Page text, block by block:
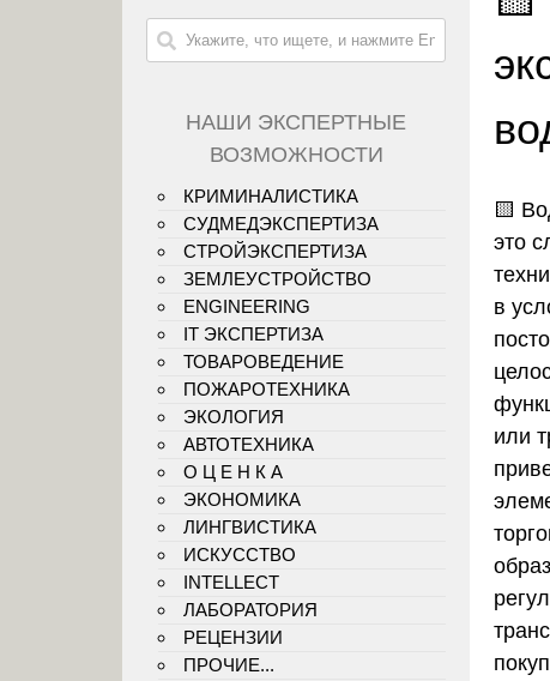
🟨
это
в
или
НАШИ ЭКСПЕРТНЫЕ
ВОЗМОЖНОСТИ
КРИМИНАЛИСТИКА
СУДМЕДЭКСПЕРТИЗА
СТРОЙЭКСПЕРТИЗА
ЗЕМЛЕУСТРОЙСТВО
ENGINEERING
IT ЭКСПЕРТИЗА
ТОВАРОВЕДЕНИЕ
ПОЖАРОТЕХНИКА
ЭКОЛОГИЯ
АВТОТЕХНИКА
О Ц Е Н К А
ЭКОНОМИКА
ЛИНГВИСТИКА
ИСКУССТВО
INTELLECT
ЛАБОРАТОРИЯ
РЕЦЕНЗИИ
ПРОЧИЕ...